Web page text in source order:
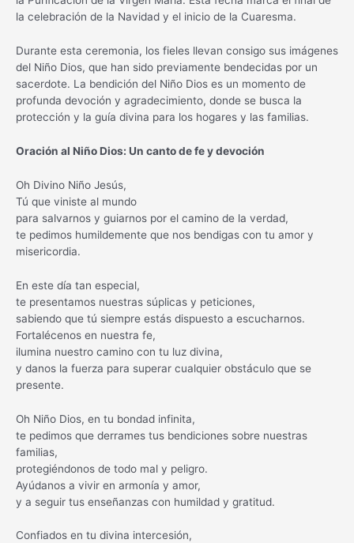
la celebración de la Navidad y el inicio de la Cuaresma.
Durante esta ceremonia, los fieles llevan consigo sus imágenes
del Niño Dios, que han sido previamente bendecidas por un
sacerdote. La bendición del Niño Dios es un momento de
profunda devoción y agradecimiento, donde se busca la
protección y la guía divina para los hogares y las familias.
Oración al Niño Dios: Un canto de fe y devoción
Oh Divino Niño Jesús,
Tú que viniste al mundo
para salvarnos y guiarnos por el camino de la verdad,
te pedimos humildemente que nos bendigas con tu amor y
misericordia.
En este día tan especial,
te presentamos nuestras súplicas y peticiones,
sabiendo que tú siempre estás dispuesto a escucharnos.
Fortalécenos en nuestra fe,
ilumina nuestro camino con tu luz divina,
y danos la fuerza para superar cualquier obstáculo que se
presente.
Oh Niño Dios, en tu bondad infinita,
te pedimos que derrames tus bendiciones sobre nuestras
familias,
protegiéndonos de todo mal y peligro.
Ayúdanos a vivir en armonía y amor,
y a seguir tus enseñanzas con humildad y gratitud.
Confiados en tu divina intercesión,